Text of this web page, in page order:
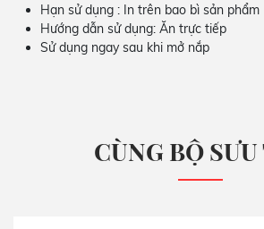
Hạn sử dụng : In trên bao bì sản phẩm
Hướng dẫn sử dụng: Ăn trực tiếp
Sử dụng ngay sau khi mở nắp
CÙNG BỘ SƯU